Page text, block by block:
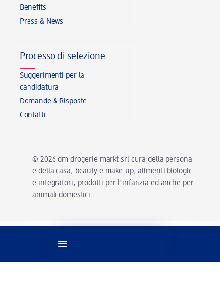
© 2026 dm drogerie markt srl cura della persona
e della casa; beauty e make-up, alimenti biologici
e integratori, prodotti per l'infanzia ed anche per
animali domestici.
Benefits
Press & News
Processo di selezione
Suggerimenti per la
candidatura
Domande & Risposte
Contatti